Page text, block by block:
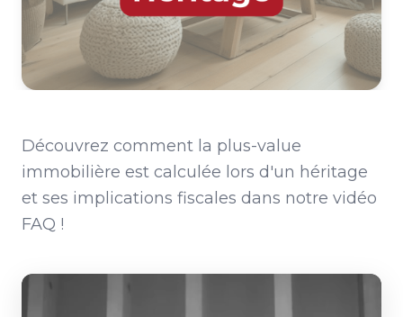
Découvrez comment la plus-value
immobilière est calculée lors d'un héritage
et ses implications fiscales dans notre vidéo
FAQ !